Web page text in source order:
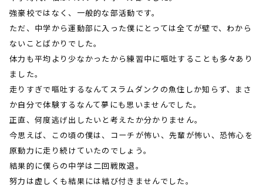
強豪校ではなく、一般的な部活動です。
ただ、中学から運動部に入った僕にとっては全てが壁で、わから
ないことばかりでした。
体力も平均より少なかったから練習中に嘔吐することも多々あり
ました。
走りすぎで嘔吐するなんてスラムダンクの魚住しか知らず、まさ
か自分で体験するなんて夢にも思いませんでした。
正直、何度逃げ出したいと考えたか分かりません。
今思えば、この頃の僕は、コーチが怖い、先輩が怖い、恐怖心を
原動力に走り続けていたのでしょう。
結果的に僕らの中学は二回戦敗退。
努力は虚しくも結果には結び付きませんでした。